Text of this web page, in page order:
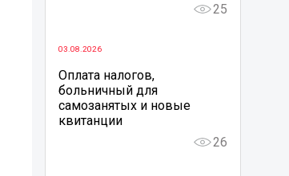
25
03.08.2026
Оплата налогов,
больничный для
самозанятых и новые
квитанции
26